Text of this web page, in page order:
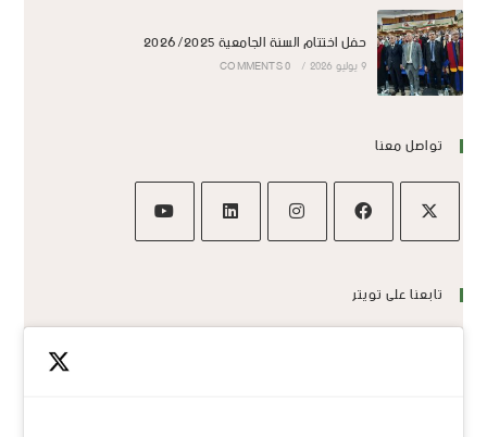
حفل اختتام السنة الجامعية 2026/2025
9 يوليو 2026 /
0 COMMENTS
تواصل معنا
تابعنا على تويتر